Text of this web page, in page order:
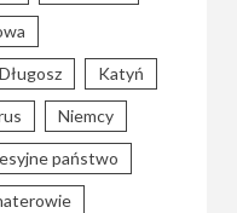
Katyń
Niemcy
państwo